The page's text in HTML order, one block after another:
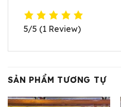
5/5 (1 Review)
SẢN PHẨM TƯƠNG TỰ